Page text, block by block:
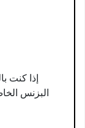
إذا كنت
البزنس